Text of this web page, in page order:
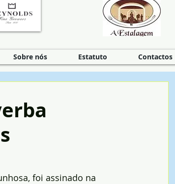
Sobre nós Estatuto Contactos
foi assinado na